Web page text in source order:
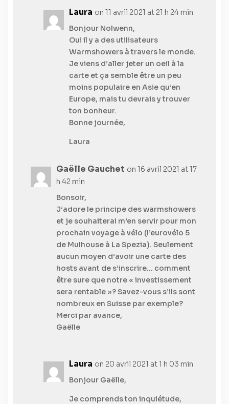
Laura on 11 avril 2021 at 21 h 24 min
Bonjour Nolwenn,
Oui il y a des utilisateurs
Warmshowers à travers le monde.
Je viens d’aller jeter un oeil à la
carte et ça semble être un peu
moins populaire en Asie qu’en
Europe, mais tu devrais y trouver
ton bonheur.
Bonne journée,
Laura
Gaëlle Gauchet on 16 avril 2021 at 17
h 42 min
Bonsoir,
J’adore le principe des warmshowers
et je souhaiterai m’en servir pour mon
prochain voyage à vélo (l’eurovélo 5
de Mulhouse à La Spezia). Seulement
aucun moyen d’avoir une carte des
hosts avant de s’inscrire… comment
être sure que notre « investissement
sera rentable »? Savez-vous s’ils sont
nombreux en Suisse par exemple?
Merci par avance,
Gaëlle
Laura on 20 avril 2021 at 1 h 03 min
Bonjour Gaëlle,
Je comprends ton inquiétude,